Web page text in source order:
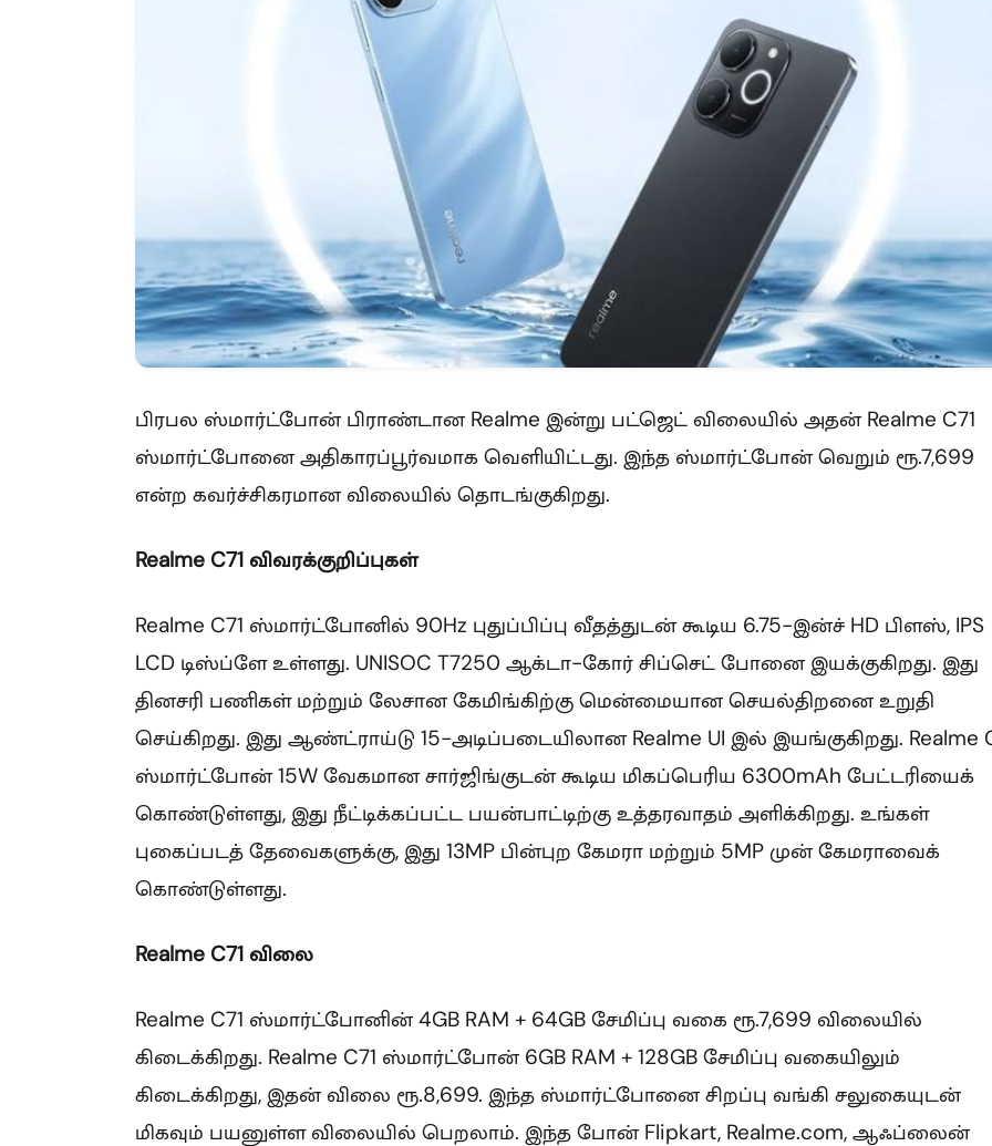
பிரபல ஸ்மார்ட்போன் பிராண்டான Realme இன்று பட்ஜெட் விலையில் அதன் Realme C71
ஸ்மார்ட்போனை அதிகாரப்பூர்வமாக வெளியிட்டது. இந்த ஸ்மார்ட்போன் வெறும் ரூ.7,699
என்ற கவர்ச்சிகரமான விலையில் தொடங்குகிறது.
Realme C71 விவரக்குறிப்புகள்
Realme C71 ஸ்மார்ட்போனில் 90Hz புதுப்பிப்பு வீதத்துடன் கூடிய 6.75-இன்ச் HD பிளஸ், IPS
LCD டிஸ்ப்ளே உள்ளது. UNISOC T7250 ஆக்டா-கோர் சிப்செட் போனை இயக்குகிறது. இது
தினசரி பணிகள் மற்றும் லேசான கேமிங்கிற்கு மென்மையான செயல்திறனை உறுதி
செய்கிறது. இது ஆண்ட்ராய்டு 15-அடிப்படையிலான Realme UI இல் இயங்குகிறது. Realme
ஸ்மார்ட்போன் 15W வேகமான சார்ஜிங்குடன் கூடிய மிகப்பெரிய 6300mAh பேட்டரியைக்
கொண்டுள்ளது, இது நீட்டிக்கப்பட்ட பயன்பாட்டிற்கு உத்தரவாதம் அளிக்கிறது. உங்கள்
புகைப்படத் தேவைகளுக்கு, இது 13MP பின்புற கேமரா மற்றும் 5MP முன் கேமராவைக்
கொண்டுள்ளது.
Realme C71 விலை
Realme C71 ஸ்மார்ட்போனின் 4GB RAM + 64GB சேமிப்பு வகை ரூ.7,699 விலையில்
கிடைக்கிறது. Realme C71 ஸ்மார்ட்போன் 6GB RAM + 128GB சேமிப்பு வகையிலும்
கிடைக்கிறது, இதன் விலை ரூ.8,699. இந்த ஸ்மார்ட்போனை சிறப்பு வங்கி சலுகையுடன்
மிகவும் பயனுள்ள விலையில் பெறலாம். இந்த போன் Flipkart, Realme.com, ஆஃப்லைன்